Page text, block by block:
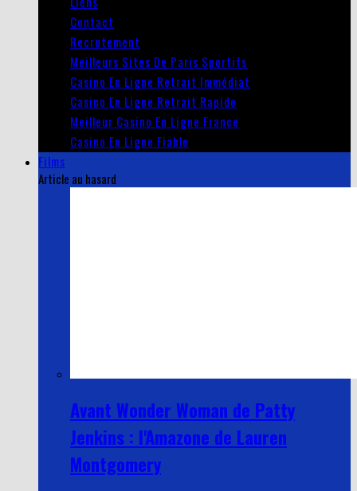
Contact
Recrutement
Meilleurs Sites De Paris Sportifs
Casino En Ligne Retrait Immédiat
Casino En Ligne Retrait Rapide
Meilleur Casino En Ligne France
Casino En Ligne Fiable
Films
Article au hasard
Avant Wonder Woman de Patty
Jenkins : l'Amazone de Lauren
Montgomery